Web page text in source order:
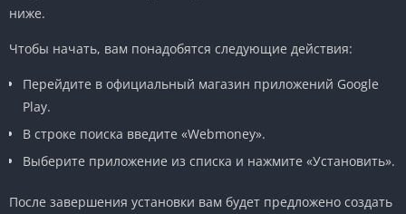
ниже.
Чтобы начать, вам понадобятся следующие действия:
Перейдите в официальный магазин приложений Google
Play.
В строке поиска введите «Webmoney».
Выберите приложение из списка и нажмите «Установить».
После завершения установки вам будет предложено создать